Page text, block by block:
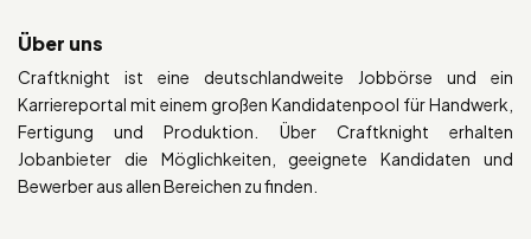
Über uns
Craftknight ist eine deutschlandweite Jobbörse und ein
Karriereportal mit einem großen Kandidatenpool für Handwerk,
Fertigung und Produktion. Über Craftknight erhalten
Jobanbieter die Möglichkeiten, geeignete Kandidaten und
Bewerber aus allen Bereichen zu finden.